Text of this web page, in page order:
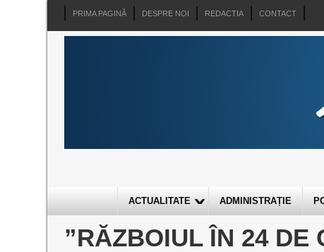
PRIMA PAGINĂ DESPRE NOI REDACTIA CONTACT
ACTUALITATE ADMINISTRAȚIE
”RĂZBOIUL ÎN 24 DE